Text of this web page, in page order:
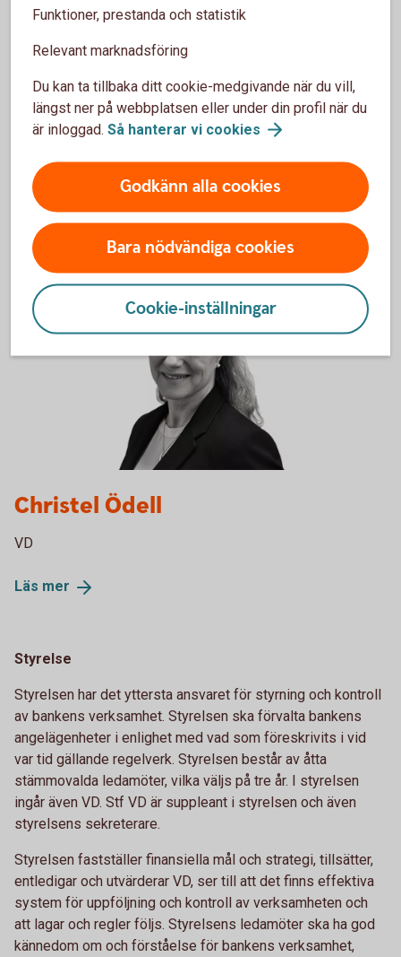
Personalrepresentant
Läsmer
Christel Ödell
VD
Läs mer
Styrelse
Styrelsen har det yttersta ansvaret för styrning och kontroll
av bankens verksamhet. Styrelsen ska förvalta bankens
angelägenheter i enlighet med vad som föreskrivits i vid
var tid gällande regelverk. Styrelsen består av åtta
stämmovalda ledamöter, vilka väljs på tre år. I styrelsen
ingår även VD. Stf VD är suppleant i styrelsen och även
styrelsens sekreterare.
Styrelsen fastställer finansiella mål och strategi, tillsätter,
entledigar och utvärderar VD, ser till att det finns effektiva
system för uppföljning och kontroll av verksamheten och
att lagar och regler följs. Styrelsens ledamöter ska ha god
kännedom om och förståelse för bankens verksamhet,
Funktioner, prestanda och statistik
Relevant marknadsföring
Du kan ta tillbaka ditt cookie-medgivande när du vill,
längst ner på webbplatsen eller under din profil när du
är inloggad. Så hanterar vi cookies
Godkänn alla cookies
Bara nödvändiga cookies
Cookie-inställningar